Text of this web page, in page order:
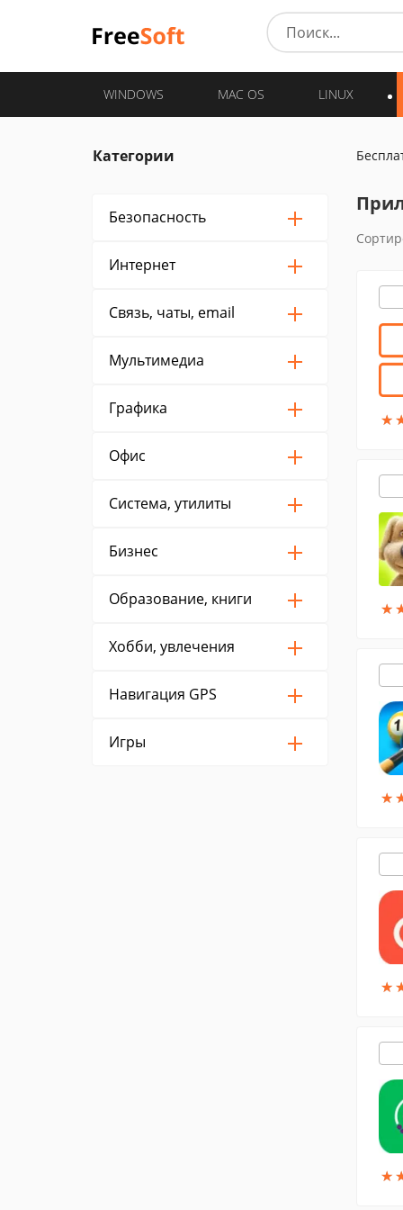
WINDOWS MAC OS LINUX
Категории
Безопасность
Интернет
Связь, чаты, email
Мультимедиа
Графика
Офис
Система, утилиты
Бизнес
Образование, книги
Хобби, увлечения
Навигация GPS
Игры
★
★
★
★
★
★
★
★
★
★